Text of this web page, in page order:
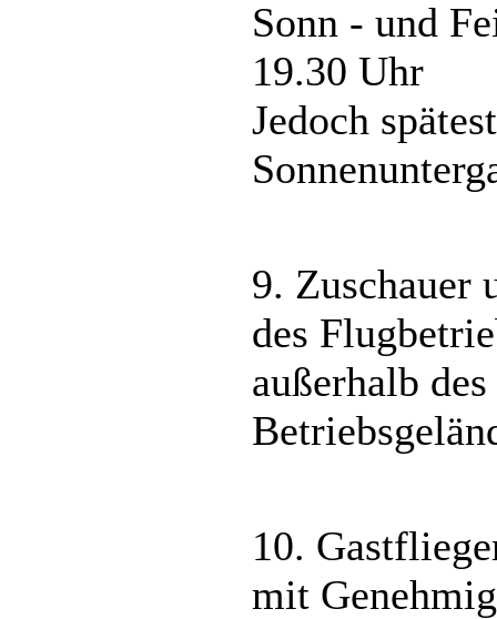
Sonn - und
19.30 Uhr
Jedoch
9. Zuschauer
des
außerhalb
10.
mit